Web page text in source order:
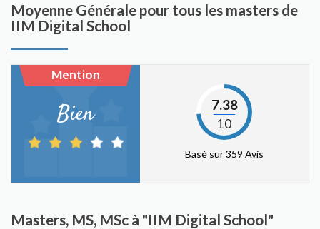
Moyenne Générale pour tous les masters de
IIM Digital School
Mention
Bien 7.38
10
Basé sur 359 Avis
Masters, MS, MSc à "IIM Digital School"